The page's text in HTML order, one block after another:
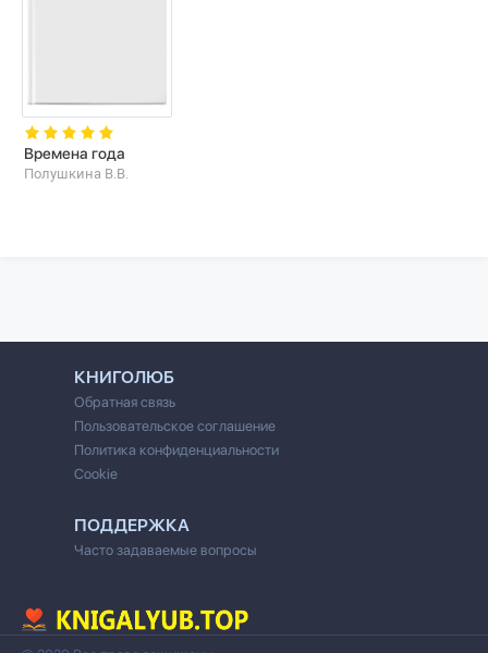
Времена года
Полушкина В.В.
КНИГОЛЮБ
Обратная связь
Пользовательское соглашение
Политика конфиденциальности
Cookie
ПОДДЕРЖКА
Часто задаваемые вопросы